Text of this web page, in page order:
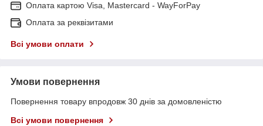
Оплата картою Visa, Mastercard - WayForPay
Оплата за реквізитами
Всі умови оплати
Умови повернення
Повернення товару впродовж 30 днів за домовленістю
Всі умови повернення